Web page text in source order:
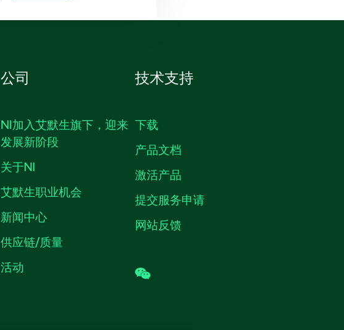
公司
NI加入艾默生旗下，迎来
发展新阶段
关于NI
艾默生职业机会
新闻中心
供应链/质量
活动
技术支持
下载
产品文档
激活产品
提交服务申请
网站反馈
wechat